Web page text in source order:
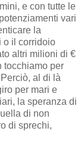
e con tutte le
vari
la
o il corridoio
altri milioni di €
tocchiamo per
al di là
per mari e
la speranza di
di non
di sprechi,